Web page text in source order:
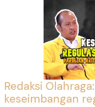
Redaksi
keseimbangan